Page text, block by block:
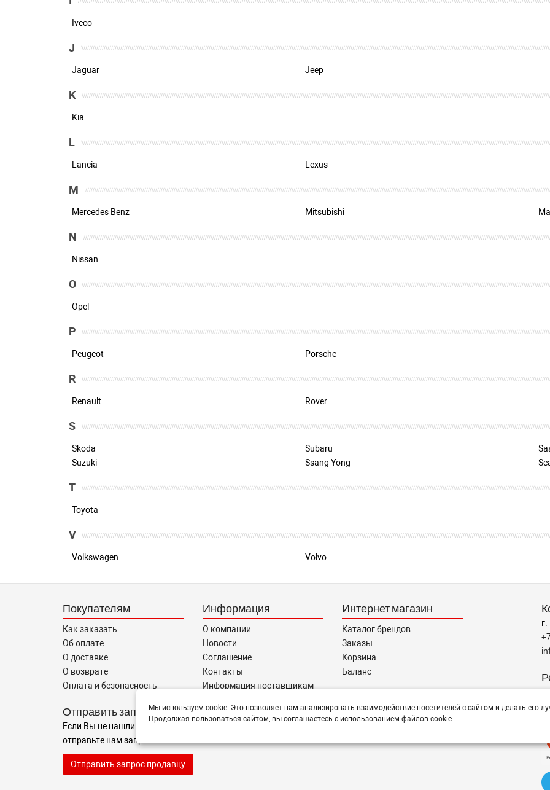
Iveco
J
Jaguar Jeep
K
Kia
L
Lancia Lexus
M
Mercedes Benz Mitsubishi
N
Nissan
O
Opel
P
Peugeot Porsche
R
Renault Rover
S
Skoda Subaru
Suzuki
Ssang Yong
T
Toyota
V
Volkswagen Volvo
Покупателям
Как заказать
Об оплате
О доставке
О возврате
Оплата и безопасность
Информация
О компании
Новости
Соглашение
Контакты
Информация поставщикам
Интернет магазин
Каталог брендов
Заказы
Корзина
Баланс
Отправить запрос
Если Вы не нашли нужные запчасти, или Вам требуется помощь в подборе,
отправьте нам запрос - мы Вам поможем
Отправить запрос продавцу
Мы используем cookie. Это позволяет нам анализировать взаимодействие посетителей с сайтом и делать его
Продолжая пользоваться сайтом, вы соглашаетесь с использованием файлов cookie.